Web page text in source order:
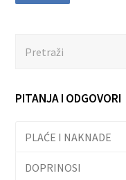
PITANJA I ODGOVORI
PLAĆE I NAKNADE
DOPRINOSI